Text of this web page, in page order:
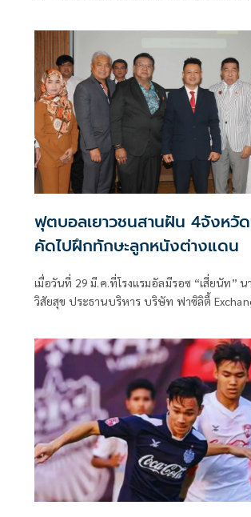
ทั่วประเทศ ยื่นใบสมัครรวมทั้งหมด 367 ทีม
ฟุตบอลเยาวชนสานฝัน 4จังหวั
คัดไปฝึกทักษะลูกหนังต่างแดน
เมื่อวันที่ 29 มี.ค.ที่โรงแรมอัลมีรอซ “เสี่ยนัท”
วิสัยสุข ประธานบริหาร บริษัท ฟาซิลิตี้
สานฝัน 4 จังหวัดชายแดนใต้” คัดเลือกสุดยอ
ลุกหนังที่ต่างแดน เพื่อหวังพัฒนาเยาวชนนักเต
ให้ก้าวขึ้นเป็นกำลังของทีมชาติไทยในอนาคต